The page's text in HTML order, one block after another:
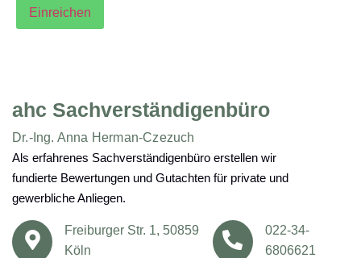
Einreichen
ahc Sachverständigenbüro
Dr.-Ing. Anna Herman-Czezuch
Als erfahrenes Sachverständigenbüro erstellen wir
fundierte Bewertungen und Gutachten für private und
gewerbliche Anliegen.
Freiburger Str. 1, 50859
Köln
022-34-
6806621